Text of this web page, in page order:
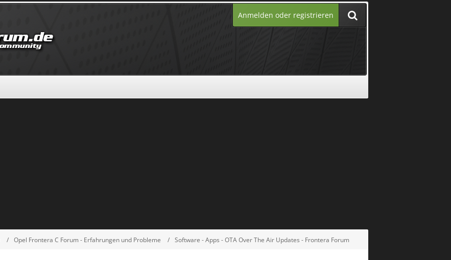
Anmelden oder registrieren
Opel Frontera C Forum - Erfahrungen und Probleme Software - Apps - OTA Over The Air Updates - Frontera Forum